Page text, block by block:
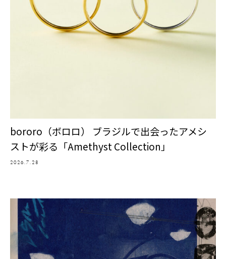
bororo（ボロロ） ブラジルで出会ったアメシ
ストが彩る「Amethyst Collection」
2026.7.28